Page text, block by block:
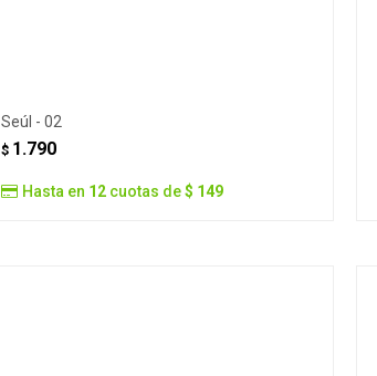
Seúl - 02
$ 1.790
Hasta en 12cuotas de$ 149